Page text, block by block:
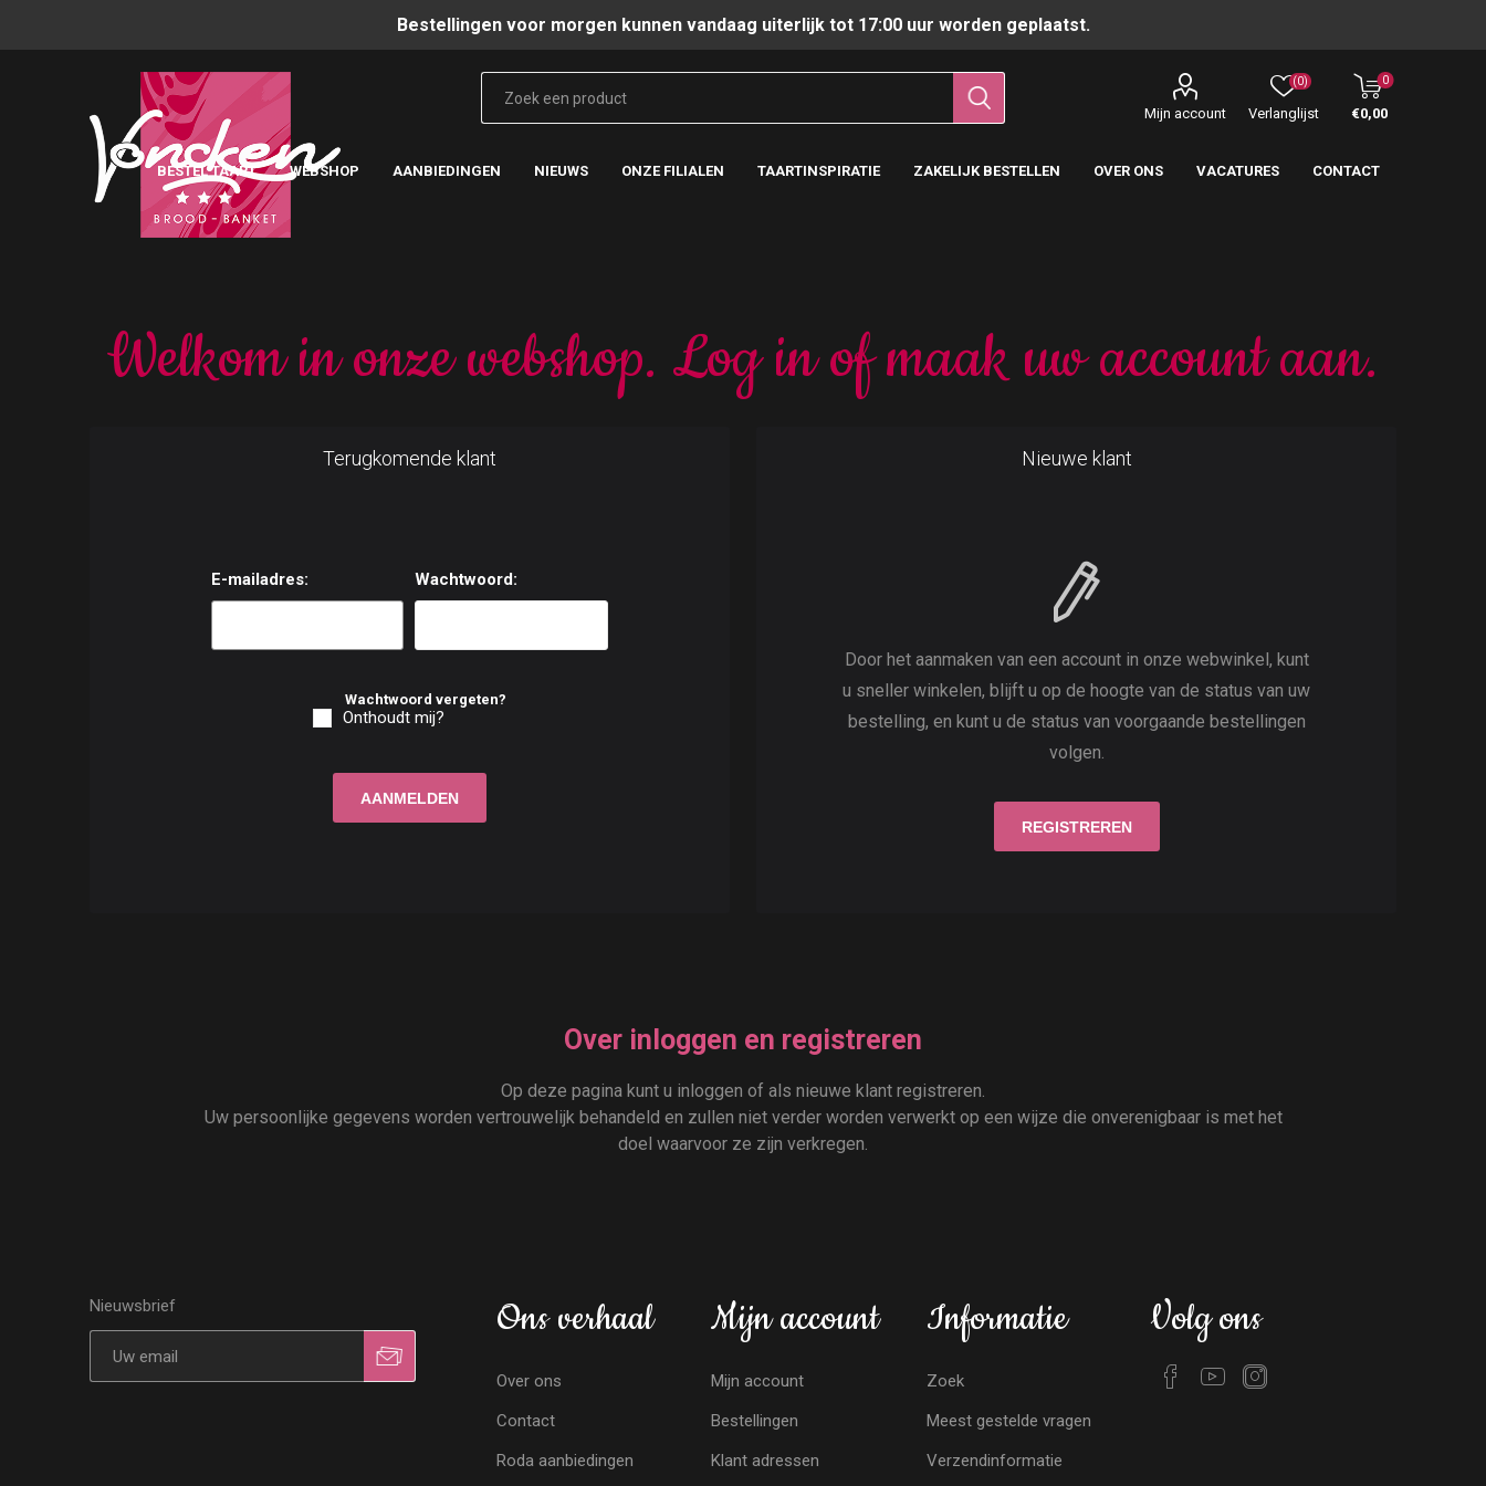
Bestellingen voor morgen kunnen vandaag uiterlijk tot 17:00 uur worden geplaatst.
Mijn account Verlanglijst
(0) 0
€0,00
BESTEL TAART WEBSHOP AANBIEDINGEN NIEUWS ONZE FILIALEN TAARTINSPIRATIE ZAKELIJK BESTELLEN OVER ONS VACATURES CONTACT
Welkom in onze webshop. Log in of maak uw account aan.
Nieuwe klant
Door het aanmaken van een account in onze webwinkel, kunt
u sneller winkelen, blijft u op de hoogte van de status van uw
bestelling, en kunt u de status van voorgaande bestellingen
volgen.
Terugkomende klant
E-mailadres: Wachtwoord:
Wachtwoord vergeten?
Onthoudt mij?
Over inloggen en registreren
Op deze pagina kunt u inloggen of als nieuwe klant registreren.
Uw persoonlijke gegevens worden vertrouwelijk behandeld en zullen niet verder worden verwerkt op een wijze die onverenigbaar is met het
doel waarvoor ze zijn verkregen.
Nieuwsbrief Ons verhaal
Over ons
Contact
Roda aanbiedingen
Mijn account
Mijn account
Bestellingen
Klant adressen
Informatie
Zoek
Meest gestelde vragen
Verzendinformatie
Volg ons